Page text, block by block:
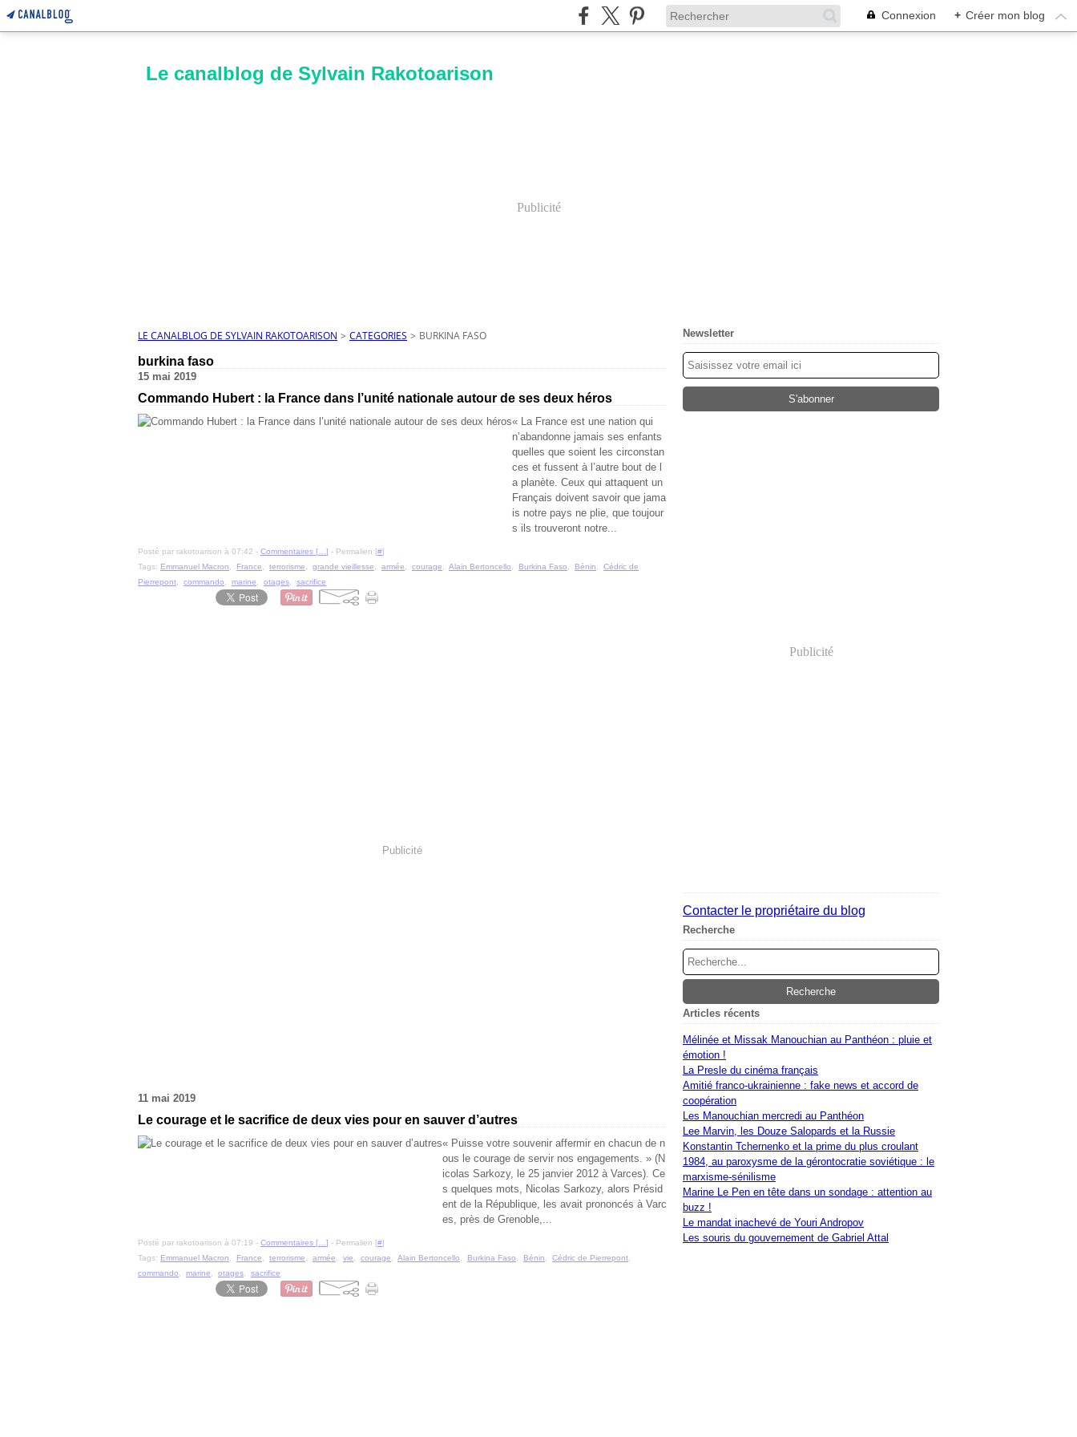
Connexion + Créer mon blog
Le canalblog de Sylvain Rakotoarison
Publicité
LE CANALBLOG DE SYLVAIN RAKOTOARISON > CATEGORIES > BURKINA FASO
burkina faso
15 mai 2019
Commando Hubert : la France dans l’unité nationale autour de ses deux héros
« La France est une nation qui
n’abandonne jamais ses enfants
quelles que soient les circonstan
ces et fussent à l’autre bout de l
a planète. Ceux qui attaquent un
Français doivent savoir que jama
is notre pays ne plie, que toujour
s ils trouveront notre...
Posté par rakotoarison à 07:42 - Commentaires [ ] - Permalien [#]
Tags: Emmanuel Macron France terrorisme grande vieillesse armée courage Alain Bertoncello Burkina Faso Bénin
Cédric de
Pierrepont
commando marine otages sacrifice
Publicité
11 mai 2019
Le courage et le sacrifice de deux vies pour en sauver d’autres
« Puisse votre souvenir affermir en chacun de n
ous le courage de servir nos engagements. » (N
icolas Sarkozy, le 25 janvier 2012 à Varces). Ce
s quelques mots, Nicolas Sarkozy, alors Présid
ent de la République, les avait prononcés à Varc
es, près de Grenoble,...
Posté par rakotoarison à 07:19 - Commentaires [ ] - Permalien [#]
Tags: Emmanuel Macron France terrorisme armée vie courage Alain Bertoncello Burkina Faso Bénin Cédric de Pierrepont
commando
marine otages sacrifice
Newsletter
Publicité
Contacter le propriétaire du blog
Recherche
Articles récents
Mélinée et Missak Manouchian au Panthéon : pluie et
émotion !
La Presle du cinéma français
Amitié franco-ukrainienne : fake news et accord de
coopération
Les Manouchian mercredi au Panthéon
Lee Marvin, les Douze Salopards et la Russie
Konstantin Tchernenko et la prime du plus croulant
1984, au paroxysme de la gérontocratie soviétique : le
marxisme-sénilisme
Marine Le Pen en tête dans un sondage : attention au
buzz !
Le mandat inachevé de Youri Andropov
Les souris du gouvernement de Gabriel Attal